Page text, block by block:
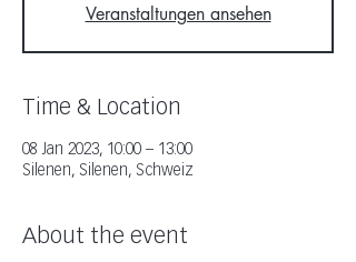
Veranstaltungen ansehen
Time & Location
08 Jan 2023, 10:00 – 13:00
Silenen, Silenen, Schweiz
About the event